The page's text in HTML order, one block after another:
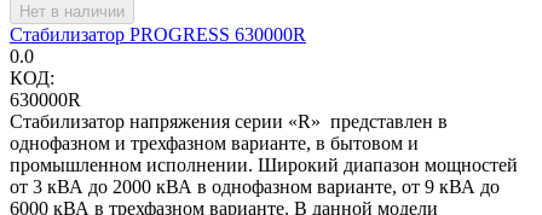
Нет в наличии
Стабилизатор PROGRESS 630000R
0.0
КОД:
630000R
Стабилизатор напряжения серии «R» представлен в
однофазном и трехфазном варианте, в бытовом и
промышленном исполнении. Широкий диапазон мощностей
от 3 кВА до 2000 кВА в однофазном варианте, от 9 кВА до
6000 кВА в трехфазном варианте. В данной модели